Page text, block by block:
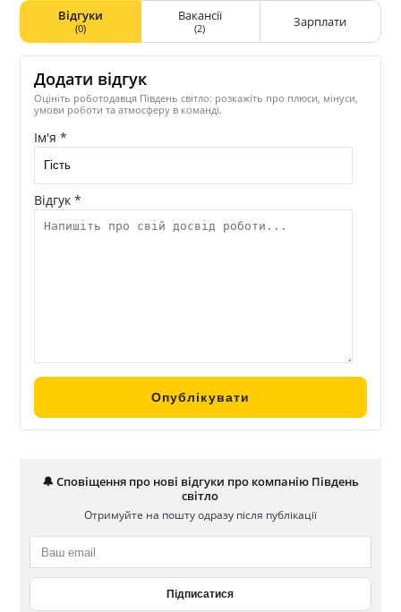
професійного простору фахівців галузі.
Що ми пропонуємо?
Власне виробництво світлотехнічної продукції.
Комплексне обслуговування проєктів: аудит, виконання
проєктної документації, добір і постачання матеріалів,
виконання електромонтажних та електротехнічних робіт
під ключ.
Проєктування, виробництво та випробування
електрощитового обладнання.
Продаж світлотехнічної продукції.
Продаж кабельно-провідникової продукції.
Продаж електротехнічної продукції.
Відгуки
(0)
Вакансії
(2) Зарплати
Додати відгук
Оцініть роботодавця Південь світло: розкажіть про плюси, мінуси,
умови роботи та атмосферу в команді.
Ім'я *
Відгук *
🔔 Сповіщення про нові відгуки про компанію Південь
світло
Отримуйте на пошту одразу після публікації